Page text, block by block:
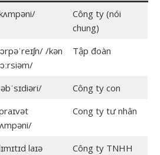
Công ty (nói
chung)
/kən
Tập đoàn
Công ty con
Cong ty tư nhân
laɪə
Công ty TNHH